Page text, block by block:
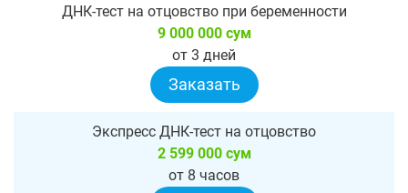
ДНК-тест на отцовство при беременности
9 000 000 сум
от 3 дней
Заказать
Экспресс ДНК-тест на отцовство
2 599 000 сум
от 8 часов